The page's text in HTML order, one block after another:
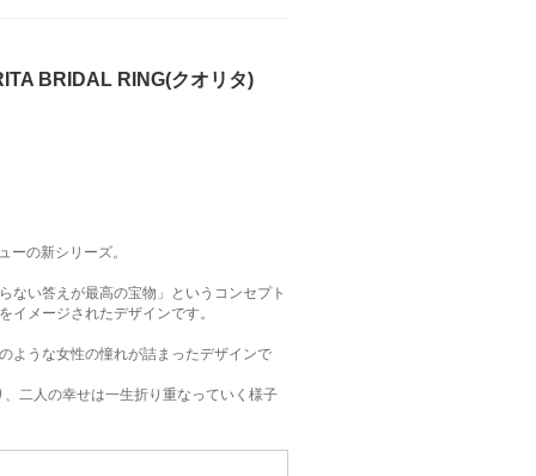
BRIDAL RING(クオリタ)
ーの新シリーズ。
い答えが最高の宝物」というコンセプト
イメージされたデザインです。
ような女性の憧れが詰まったデザインで
二人の幸せは一生折り重なっていく様子